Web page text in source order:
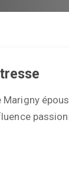
Marigny